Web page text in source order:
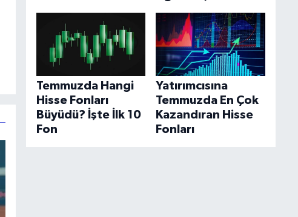
Temmuzda Hangi
Hisse Fonları
Büyüdü? İşte İlk 10
Fon
Yatırımcısına
Temmuzda En Çok
Kazandıran Hisse
Fonları